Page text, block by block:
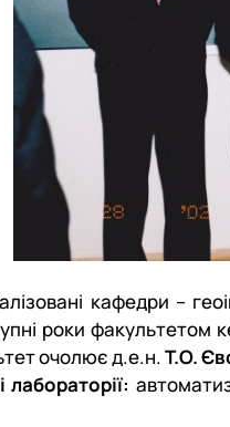
кафедри –
роки факультетом
очолює д.е.н.Т.О.